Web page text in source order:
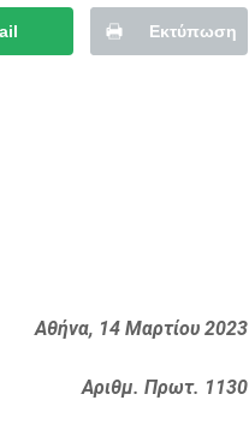
Εκτύπωση
Αθήνα, 14 Μαρτίου 2023
Αριθμ. Πρωτ. 1130